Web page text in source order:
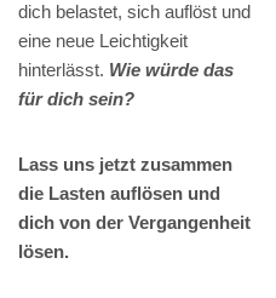
dich belastet, sich auflöst und
eine neue Leichtigkeit
hinterlässt. Wie würde das
für dich sein?
Lass uns jetzt zusammen
die Lasten auflösen und
dich von der Vergangenheit
lösen.